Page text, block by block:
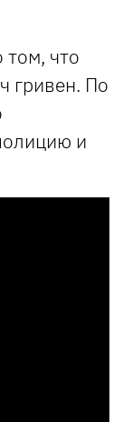
том, что
гривен. По
и